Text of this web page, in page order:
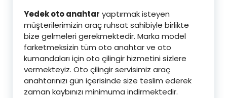
Yedek oto anahtar yaptırmak isteyen
müşterilerimizin araç ruhsat sahibiyle birlikte
bize gelmeleri gerekmektedir. Marka model
farketmeksizin tüm oto anahtar ve oto
kumandaları için oto çilingir hizmetini sizlere
vermekteyiz. Oto çilingir servisimiz araç
anahtarınızı gün içerisinde size teslim ederek
zaman kaybınızı minimuma indirmektedir.